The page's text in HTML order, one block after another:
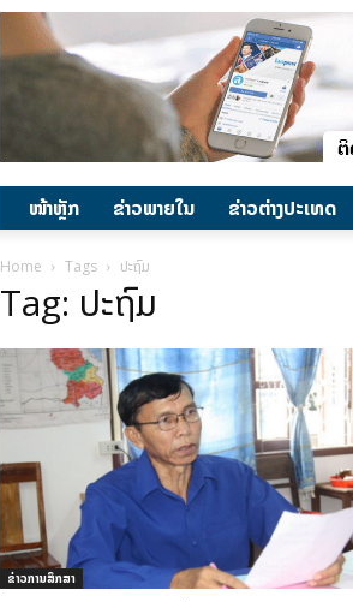
ໜ້າຫຼັກ ຂ່າວພາຍ​ໃນ ຂ່າວຕ່າງປະເທດ
Home Tags ປະຖົມ
Tag: ປະຖົມ
ຂ່າວການສຶກສາ